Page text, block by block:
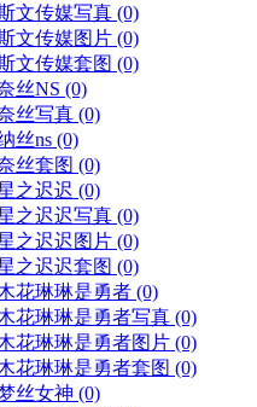
文传媒写真 (0)
文传媒图片 (0)
文传媒套图 (0)
丝NS (0)
丝写真 (0)
丝ns (0)
丝套图 (0)
之迟迟 (0)
之迟迟写真 (0)
之迟迟图片 (0)
之迟迟套图 (0)
花琳琳是勇者 (0)
花琳琳是勇者写真 (0)
花琳琳是勇者图片 (0)
花琳琳是勇者套图 (0)
丝女神 (0)